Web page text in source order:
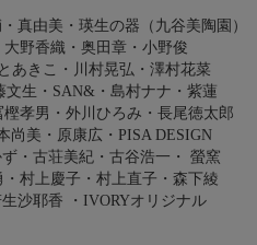
真由美 ・ 瑛生の器（九谷美陶園）
大野香織 ・ 奥田章 ・ 小野俊
あきこ ・ 川村晃弘 ・ 澤村花菜
文生 ・ SAN&・ 島村ナナ ・ 紫蓮
樫孝男 ・ 外川ひろみ ・ 長尾徳太郎
尚美 ・ 原康広 ・ PISA DESIGN
・ 古荘美紀 ・ 古谷浩一 ・
螢窯
・ 村上慶子 ・ 村上直子 ・ 森下綾
沙耶香 ・ IVORYオリジナル